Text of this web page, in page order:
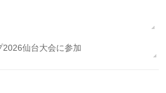
2026仙台大会に参加